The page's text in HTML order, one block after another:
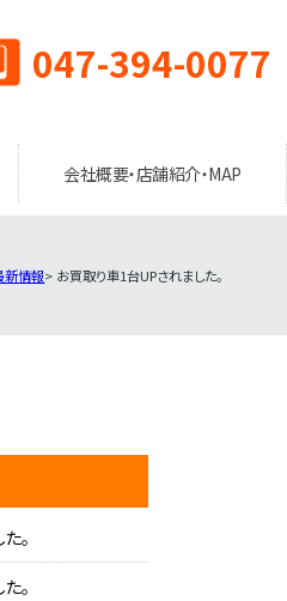
047-394-0077
会社概要・店舗紹介・MAP
新情報 お買取り車1台UPされました。
。
。